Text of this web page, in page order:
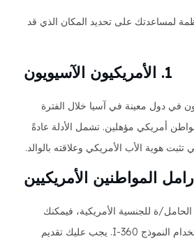
لمساعدتك على تحديد المكان الذي قد
في دول معينة في آسيا خلال الفترة
أمريكي مؤهلين. تشمل الأدلة عادةً
هوية الأب الأمريكي وعلاقته بالوالد.
ة للجنسية الأمريكية، فيمكنك
تقديم طلب بنفسك باستخدام النموذج I-360. يجب عليك تقديم